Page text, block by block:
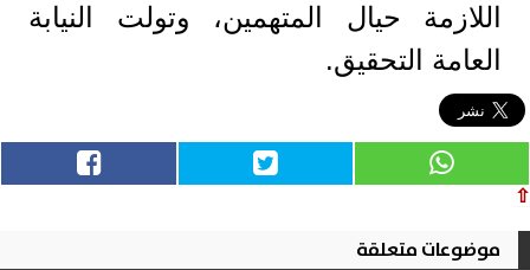
اللازمة حيال المتهمين، وتولت النيابة
العامة التحقيق.
⇧
موضوعات متعلقة